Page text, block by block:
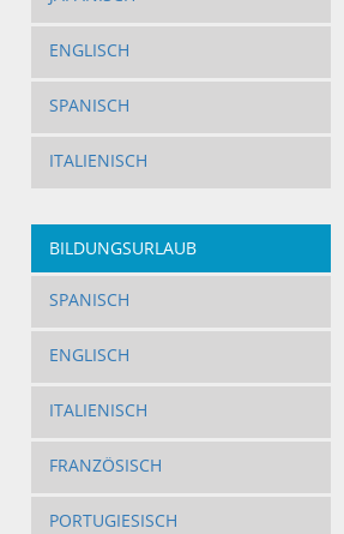
ENGLISCH
SPANISCH
ITALIENISCH
BILDUNGSURLAUB
SPANISCH
ENGLISCH
ITALIENISCH
FRANZÖSISCH
PORTUGIESISCH